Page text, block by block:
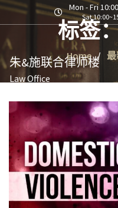
S
k
t
Mon - Fri
Sat
朱&施联合律师楼
Law Office
标签
Home 最